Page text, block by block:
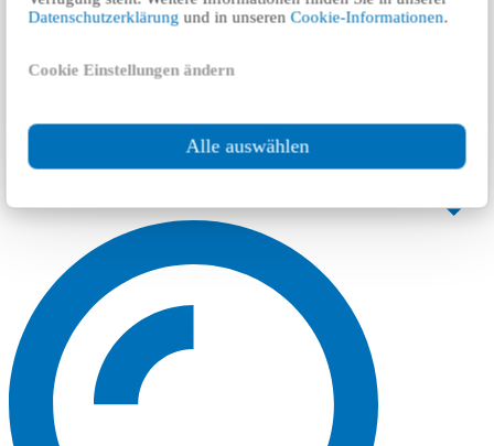
Datenschutzerklärung und in unserenCookie-Informationen.
Cookie Einstellungen ändern
Alle auswählen